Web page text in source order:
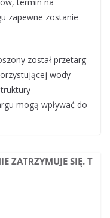
zapewne zostanie
został przetarg
wody
mogą wpływać do
ZATRZYMUJE SIĘ. T